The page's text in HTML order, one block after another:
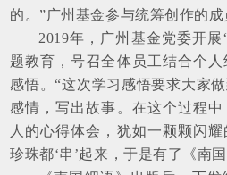
的。”广州基金参与统筹创作的成
2019年，广州基金党委开
题教育，号召全体员工结合个
感悟。“这次学习感悟要求大家
感情，写出故事。在这个过程
人的心得体会，犹如一颗颗闪
珍珠都‘串’起来，于是有了《南